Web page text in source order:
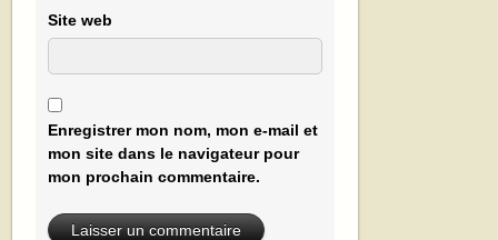
Site web
Enregistrer mon nom, mon e-mail et
mon site dans le navigateur pour
mon prochain commentaire.